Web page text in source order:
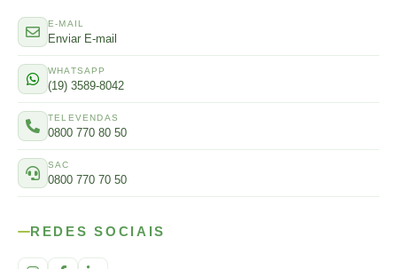
E-MAIL
Enviar E-mail
WHATSAPP
(19) 3589-8042
TELEVENDAS
0800 770 80 50
SAC
0800 770 70 50
REDES SOCIAIS